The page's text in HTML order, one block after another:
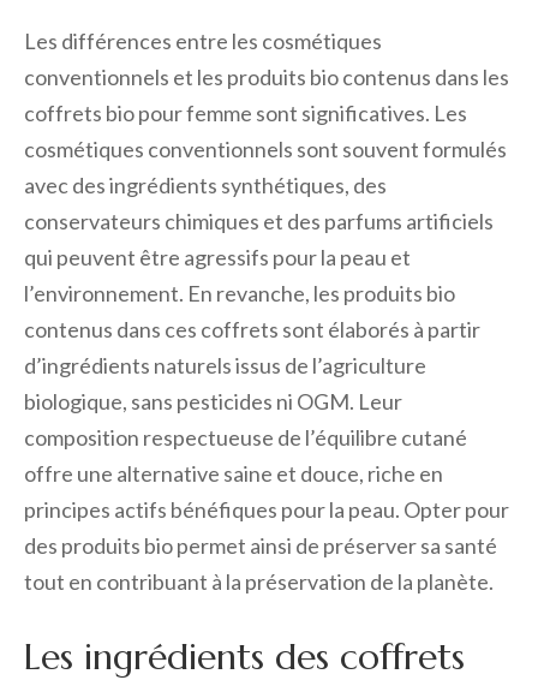
Les différences entre les cosmétiques
conventionnels et les produits bio contenus dans les
coffrets bio pour femme sont significatives. Les
cosmétiques conventionnels sont souvent formulés
avec des ingrédients synthétiques, des
conservateurs chimiques et des parfums artificiels
qui peuvent être agressifs pour la peau et
l’environnement. En revanche, les produits bio
contenus dans ces coffrets sont élaborés à partir
d’ingrédients naturels issus de l’agriculture
biologique, sans pesticides ni OGM. Leur
composition respectueuse de l’équilibre cutané
offre une alternative saine et douce, riche en
principes actifs bénéfiques pour la peau. Opter pour
des produits bio permet ainsi de préserver sa santé
tout en contribuant à la préservation de la planète.
Les ingrédients des coffrets